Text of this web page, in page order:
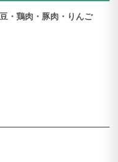
・鶏肉・豚肉・りんご